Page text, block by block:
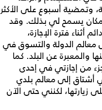
وتمضية أسبوع على الأكثر
يسمح لي بذلك. وقد
أثناء فترة الإجازة،
الدولة والتسوق في
والمعبرة عن البلد. كما
من إجازتي في إحدى
أشتاق إلى معالم بلدي
زيارتها، لكنني حتى الآن